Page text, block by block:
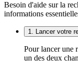
Besoin d'aide sur la
informations
1. Lancer votre
Pour lancer une
un des deux